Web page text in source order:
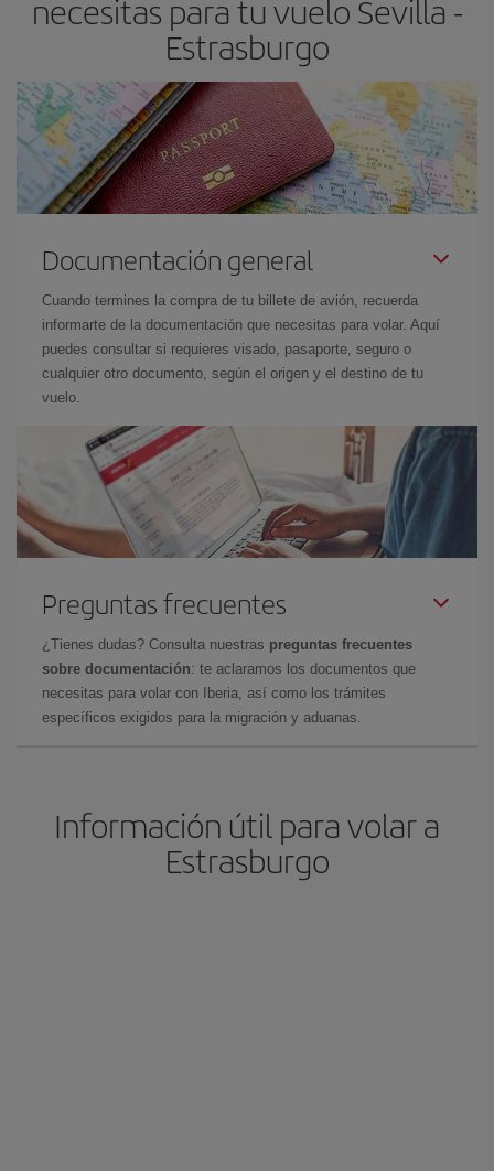
necesitas para tu vuelo Sevilla -
Estrasburgo
Documentación general
Cuando termines la compra de tu billete de avión, recuerda
informarte de la documentación que necesitas para volar. Aquí
puedes consultar si requieres visado, pasaporte, seguro o
cualquier otro documento, según el origen y el destino de tu
vuelo.
Preguntas frecuentes
¿Tienes dudas? Consulta nuestras preguntas frecuentes
sobre documentación: te aclaramos los documentos que
necesitas para volar con Iberia, así como los trámites
específicos exigidos para la migración y aduanas.
Información útil para volar a
Estrasburgo